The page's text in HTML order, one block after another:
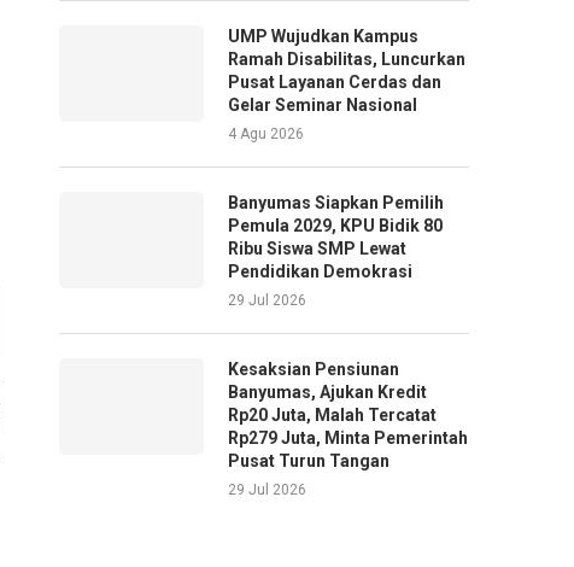
UMP Wujudkan Kampus
Ramah Disabilitas, Luncurkan
Pusat Layanan Cerdas dan
Gelar Seminar Nasional
4 Agu 2026
Banyumas Siapkan Pemilih
Pemula 2029, KPU Bidik 80
Ribu Siswa SMP Lewat
Pendidikan Demokrasi
29 Jul 2026
Kesaksian Pensiunan
Banyumas, Ajukan Kredit
Rp20 Juta, Malah Tercatat
Rp279 Juta, Minta Pemerintah
Pusat Turun Tangan
29 Jul 2026